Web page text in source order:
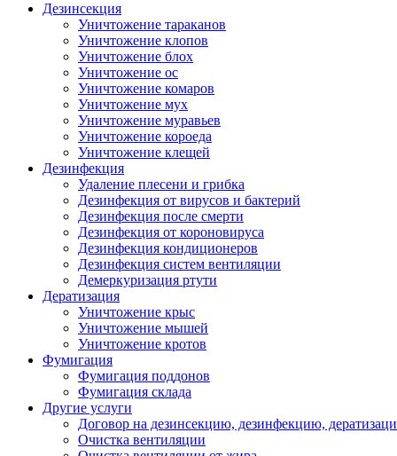
Дезинсекция
Уничтожение тараканов
Уничтожение клопов
Уничтожение блох
Уничтожение ос
Уничтожение комаров
Уничтожение мух
Уничтожение муравьев
Уничтожение короеда
Уничтожение клещей
Дезинфекция
Удаление плесени и грибка
Дезинфекция от вирусов и бактерий
Дезинфекция после смерти
Дезинфекция от короновируса
Дезинфекция кондиционеров
Дезинфекция систем вентиляции
Демеркуризация ртути
Дератизация
Уничтожение крыс
Уничтожение мышей
Уничтожение кротов
Фумигация
Фумигация поддонов
Фумигация склада
Другие услуги
Договор на дезинсекцию, дезинфекцию,
Очистка вентиляции